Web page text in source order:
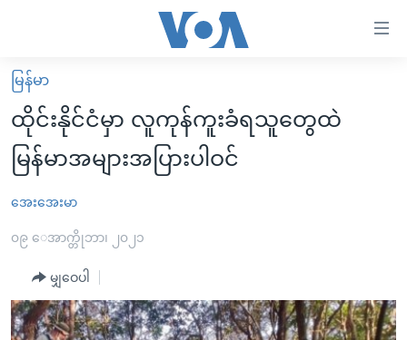
လွယ်ကူ
စေ
သည့်
Link
များ
ပင်မ
ကျော်
မူလစာမျက်နှာ
မြန်မာ
ကမ္ဘာ့သတင်းများ
အစ္စရေး-ပါလက်စတိုင်း
အင်္ဂလိပ်စာလေ့လာမယ်
အမေရိကန်သုံးအီဒီယံ
အပတ်စဉ်ကဏ္ဍများ
မြန်မာ
ထိုင်းနိုင်ငံမှာ လူကုန်ကူးခံရသူတွေထဲ
မြန်မာအများအပြားပါဝင်
အေးအေးမာ
၀၉ ေအာက္တိုဘာ၊ ၂၀၂၁
မျှဝေပါ